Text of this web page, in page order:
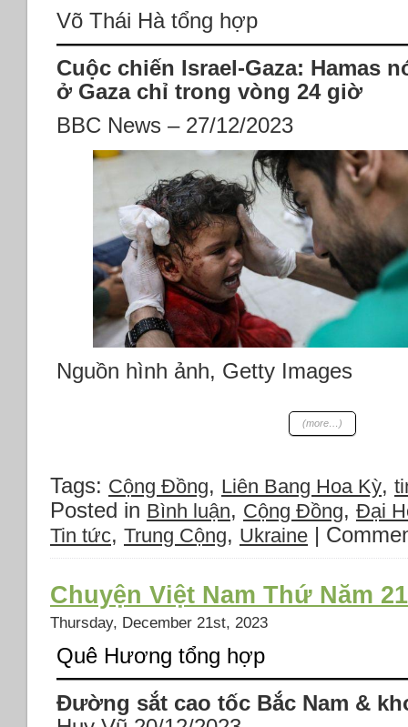
cứu’:
Ba
bị
cáo
tuyên
y
án
chung
thân;
Công
ty
Keyhinge
Toys
VN
cho
1250
công
nhân
việc
trợ
gần
250.000
USD
cho
dự
án
tại
Việt
Nam
Võ Thái Hà tổng hợp
Cuộc chiến Israel-Gaza: Hamas
ở Gaza chỉ trong vòng 24 giờ
BBC News – 27/12/2023
Nguồn hình ảnh, Getty Images
(more…)
Tags: Cộng Đồng, Liên Bang Hoa Kỳ,
Posted in Bình luận, Cộng Đồng, Đại
Tin tức, Trung Cộng, Ukraine |
Chuyện Việt Nam Thứ Năm
Thursday, December 21st, 2023
Quê Hương tổng hợp
Đường sắt cao tốc Bắc Nam &